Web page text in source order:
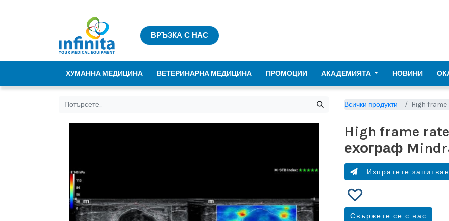
ВРЪЗКА С НАС
ХУМАННА МЕДИЦИНА ВЕТЕРИНАРНА МЕДИЦИНА ПРОМОЦИИ АКАДЕМИЯТА НОВИНИ
Всички продукти High frame
High frame
ехограф
Изпратете
Свържете се с нас